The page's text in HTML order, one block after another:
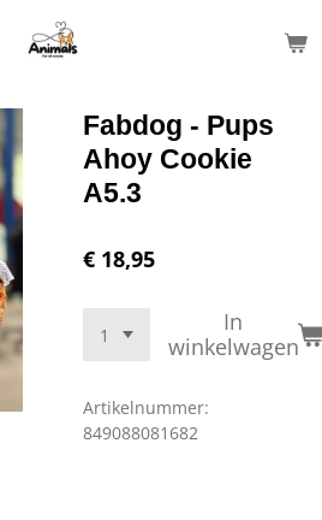
Fabdog - Pups
Ahoy Cookie
A5.3
€ 18,95
In
winkelwagen
Artikelnummer:
849088081682